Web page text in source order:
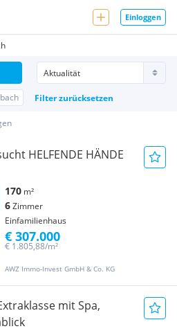
Einloggen
Filter zurücksetzen
HELFENDE HÄNDE
170 m²
6Zimmer
Einfamilienhaus
AWZ Immo-Invest GmbH & Co. KG
€ 1.805,88/m²
€ 307.000
mit Spa,